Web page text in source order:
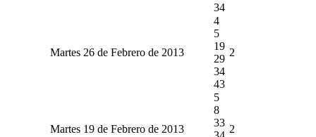
34
Martes 26 de Febrero de 2013
4
5
19
29
34
43
2
Martes 19 de Febrero de 2013
5
8
33
2